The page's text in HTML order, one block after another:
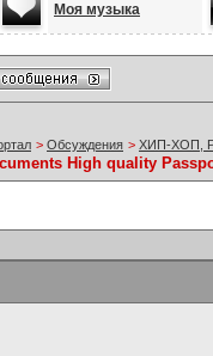
Моя музыка
> Обсуждения > ХИП-ХОП,
High quality